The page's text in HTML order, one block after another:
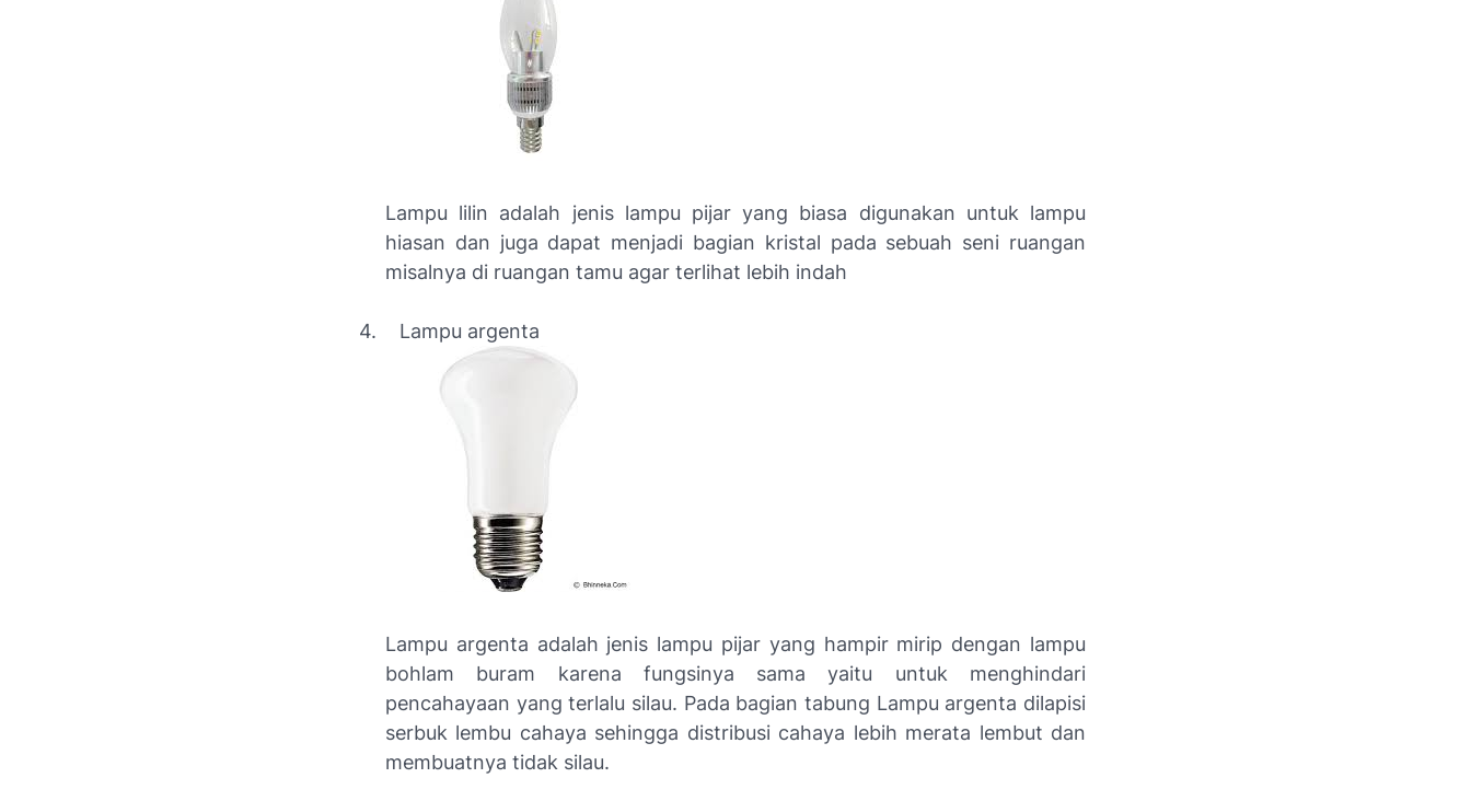
Lampu lilin adalah jenis lampu pijar yang biasa digunakan untuk lampu
hiasan dan juga dapat menjadi bagian kristal pada sebuah seni ruangan
misalnya di ruangan tamu agar terlihat lebih indah
4. Lampu argenta
Lampu argenta adalah jenis lampu pijar yang hampir mirip dengan lampu
bohlam buram karena fungsinya sama yaitu untuk menghindari
pencahayaan yang terlalu silau. Pada bagian tabung Lampu argenta dilapisi
serbuk lembu cahaya sehingga distribusi cahaya lebih merata lembut dan
membuatnya tidak silau.